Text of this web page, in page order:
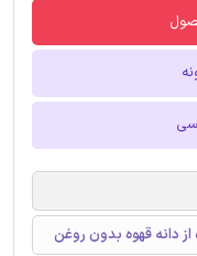
دانه قهوه بدون روغن